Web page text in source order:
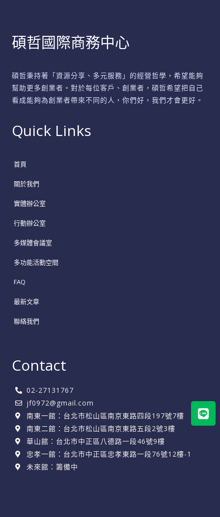
入
租
協
議
的
淵
碩哲國際商務中心
碩哲秉持著「資源分享、多元服務」的經營哲學，希望能夠
幫助更多創業者。對於每位客戶、創業者，碩哲希望把自己
看成能夠為創業者帶來不同的人，你們好，我們才會更好。
Quick Links
首頁
關於我們
實體辦公室
行動辦公室
多媒體會議室
多功能活動空間
FAQ
最新文章
聯絡我們
Contact
02-27131767
jf0972@gmail.com
南東一館：台北市松山區南京東路四段197號7樓
南東二館：台北市松山區南京東路五段2號3樓
華山館：台北市中正區八德路一段46號9樓
忠孝一館：台北市中正區忠孝東路一段76號12樓-1
未來館：籌備中